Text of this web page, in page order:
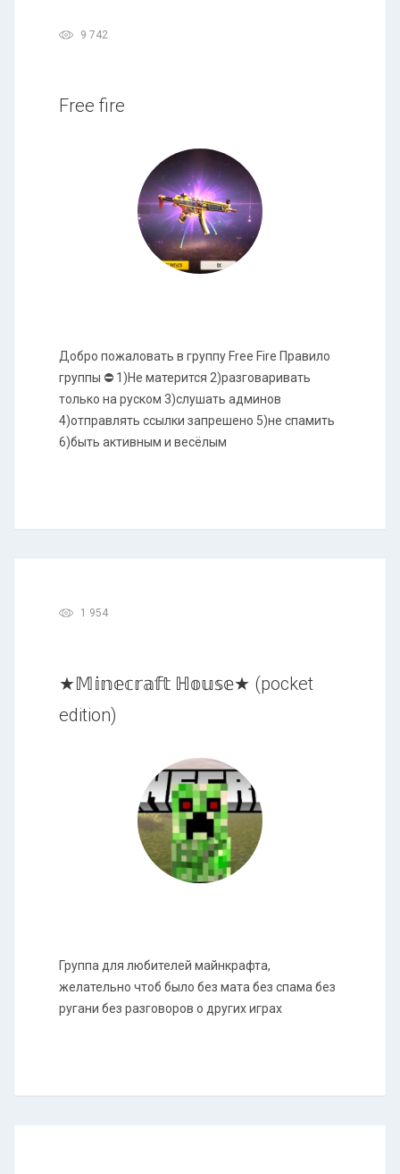
9 742
Free fire
Добро пожаловать в группу Free Fire Правило
группы ⛔ 1)Не матерится 2)разговаривать
только на руском 3)слушать админов
4)отправлять ссылки запрешено 5)не спамить
6)быть активным и весёлым
1 954
★𝕄𝕚𝕟𝕖𝕔𝕣𝕒𝕗𝕥 ℍ𝕠𝕦𝕤𝕖★ (pocket
edition)
Группа для любителей майнкрафта,
желательно чтоб было без мата без спама без
ругани без разговоров о других играх